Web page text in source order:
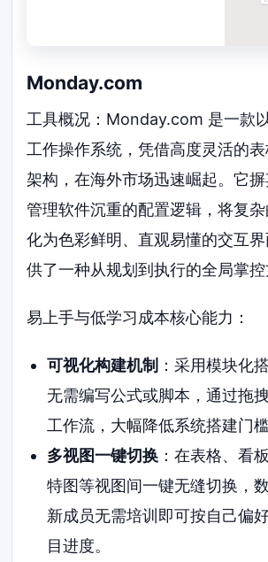
Monday.com
工具概况：Monday.com 是一款
工作操作系统，凭借高度灵活的
架构，在海外市场迅速崛起。它
管理软件沉重的配置逻辑，将复
化为色彩鲜明、直观易懂的交互
供了一种从规划到执行的全局掌控
易上手与低学习成本核心能力：
可视化构建机制 ：采用模块化
无需编写公式或脚本，通过拖
工作流，大幅降低系统搭建门槛
多视图一键切换：在表格、看
特图等视图间一键无缝切换，
新成员无需培训即可按自己偏
目进度。